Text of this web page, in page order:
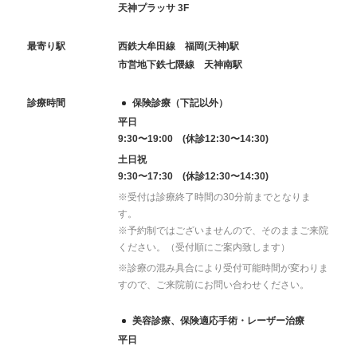
天神プラッサ 3F
最寄り駅
西鉄大牟田線 福岡(天神)駅
市営地下鉄七隈線 天神南駅
診療時間
保険診療（下記以外）
平日
9:30〜19:00 (休診12:30〜14:30)
土日祝
9:30〜17:30 (休診12:30〜14:30)
※受付は診療終了時間の30分前までとなりま
す。
※予約制ではございませんので、そのままご来院
ください。（受付順にご案内致します）
※診療の混み具合により受付可能時間が変わりま
すので、ご来院前にお問い合わせください。
美容診療、保険適応手術・レーザー治療
平日